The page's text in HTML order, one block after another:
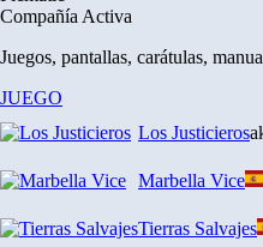
Compañía Activa
Juegos, pantallas, carátulas,
JUEGO
Los Justicieros
Marbella Vice
Tierras Salvajes